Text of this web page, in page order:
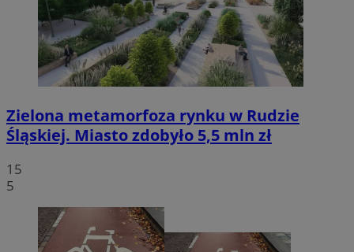
Zielona metamorfoza rynku w Rudzie
Śląskiej. Miasto zdobyło 5,5 mln zł
15
5